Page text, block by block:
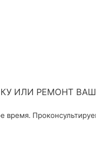
ИЛИ РЕМОНТ